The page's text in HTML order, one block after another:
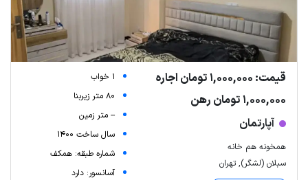
قیمت: 1,000,000 تومان اجاره
1,000,000 تومان رهن
آپارتمان
همخونه هم خانه
سبلان (لشگر), تهران
1 خواب
80 متر زیربنا
-- متر زمین
سال ساخت 1400
شماره طبقه: همکف
آسانسور: دارد